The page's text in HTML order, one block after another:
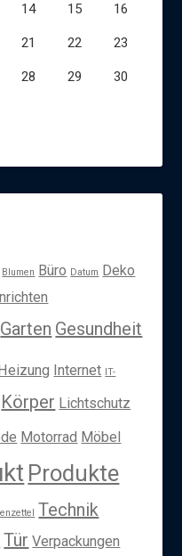
14 15 16
21 22 23
28 29 30
Blumen Büro Datum Deko
Garten Gesundheit
Internet IT-
Körper Lichtschutz
Motorrad Möbel
Produkte
Technik
Tür Verpackungen